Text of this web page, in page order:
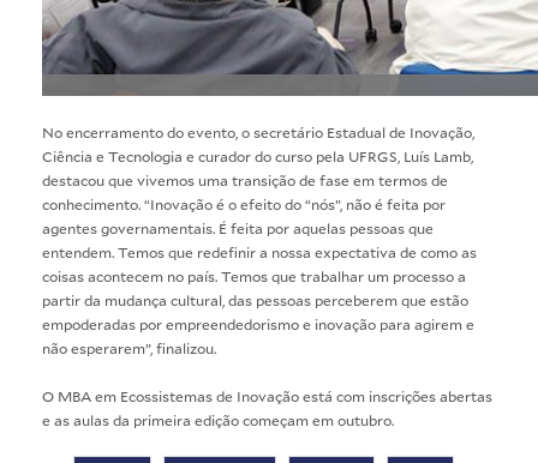
No encerramento do evento, o secretário Estadual de Inovação,
Ciência e Tecnologia e curador do curso pela UFRGS, Luís Lamb,
destacou que vivemos uma transição de fase em termos de
conhecimento. “Inovação é o efeito do “nós”, não é feita por
agentes governamentais. É feita por aquelas pessoas que
entendem. Temos que redefinir a nossa expectativa de como as
coisas acontecem no país. Temos que trabalhar um processo a
partir da mudança cultural, das pessoas perceberem que estão
empoderadas por empreendedorismo e inovação para agirem e
não esperarem”, finalizou.
O MBA em Ecossistemas de Inovação está com inscrições abertas
e as aulas da primeira edição começam em outubro.